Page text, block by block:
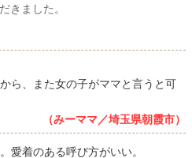
きました。
ら、また女の子がママと言うと可
（みーママ／埼玉県朝霞市）
愛着のある呼び方がいい。